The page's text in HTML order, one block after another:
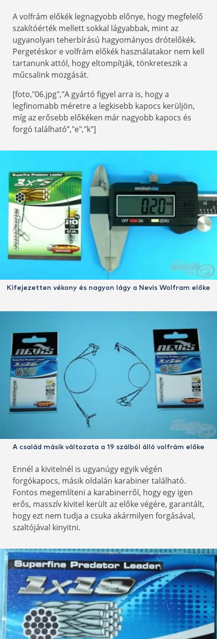
A volfrám előkék legnagyobb előnye, hogy megfelelő
szakítóérték mellett sokkal lágyabbak, mint az
ugyanolyan teherbírású hagyományos drótelőkék.
Pergetéskor e volfrám előkék használatakor nem kell
tartanunk attól, hogy eltompítják, tönkreteszik a
műcsalink mozgását.
[foto,"06.jpg","A gyártó figyel arra is, hogy a
legfinomabb méretre a legkisebb kapocs kerüljön,
míg az erősebb előkéken már nagyobb kapocs és
forgó található”,"e","k"]
Kifejezetten vékony és nagyon lágy a Nevis Wolfram előke
A család másik változata a 19 szálból álló volfrám előke
Ennél a kivitelnél is ugyanúgy egyik végén
forgókapocs, másik oldalán karabiner található.
Fontos megemlíteni a karabinerről, hogy egy igen
erős, masszív kivitel került az előke végére, garantált,
hogy ezt nem tudja a csuka akármilyen forgásával,
szaltójával kinyitni.